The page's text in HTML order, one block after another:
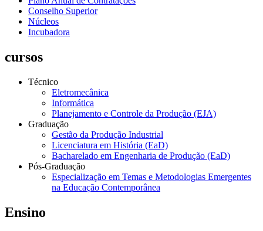
Conselho Superior
Núcleos
Incubadora
cursos
Técnico
Eletromecânica
Informática
Planejamento e Controle da Produção (EJA)
Graduação
Gestão da Produção Industrial
Licenciatura em História (EaD)
Bacharelado em Engenharia de Produção (EaD)
Pós-Graduação
Especialização em Temas e Metodologias Emergentes
na Educação Contemporânea
Ensino